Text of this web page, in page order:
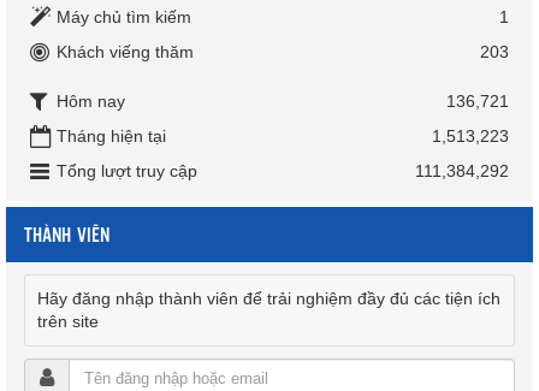
Máy chủ tìm kiếm
1
Khách viếng thăm
203
Hôm nay
136,721
Tháng hiện tại
1,513,223
Tổng lượt truy cập
111,384,292
THÀNH VIÊN
Hãy đăng nhập thành viên để trải nghiệm đầy đủ các tiện ích
trên site